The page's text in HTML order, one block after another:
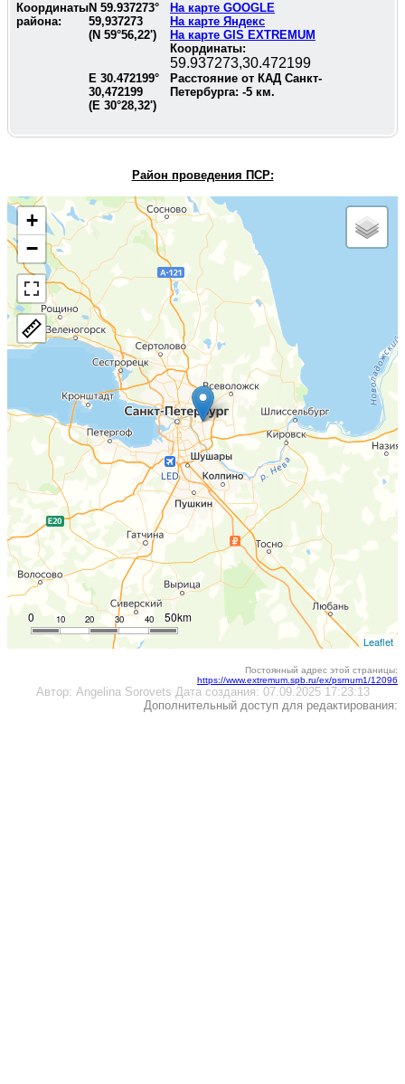
Координаты
района:
N 59.937273°
59,937273
(N 59°56,22')
На карте GOOGLE
На карте Яндекс
На карте GIS EXTREMUM
Координаты:
59.937273,30.472199
E 30.472199°
30,472199
(E 30°28,32')
Расстояние от КАД Санкт-
Петербурга: -5 км.
Район проведения ПСР:
+
−
10
0 20 30 40 50km
Leaflet
Постоянный адрес этой страницы:
https://www.extremum.spb.ru/ex/psrnum1/12096
Автор: Angelina Sorovets Дата создания: 07.09.2025 17:23:13
Дополнительный доступ для редактирования: